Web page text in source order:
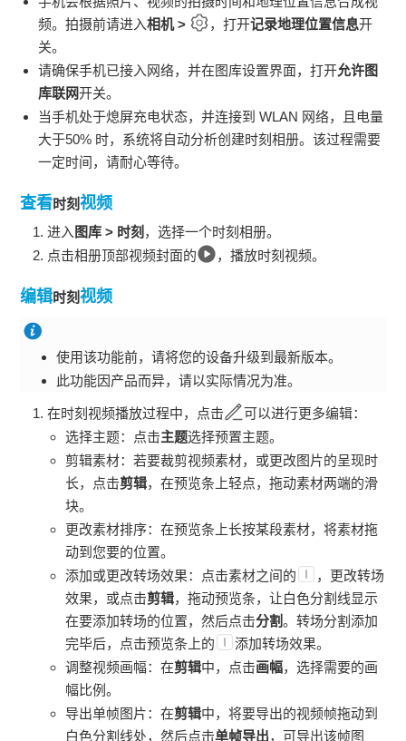
频。拍摄前请进入相机> ，打开记录地理位置信息开
关。
请确保手机已接入网络，并在图库设置界面，打开允许图
库联网开关。
当手机处于熄屏充电状态，并连接到WLAN 网络，且电量
大于50% 时，系统将自动分析创建时刻相册。该过程需要
一定时间，请耐心等待。
查看时刻视频
进入 图库 > 时刻 ，选择一个时刻相册。
点击相册顶部视频封面的
，播放时刻视频。
编辑时刻视频
使用该功能前，请将您的设备升级到最新版本。
此功能因产品而异，请以实际情况为准。
在时刻视频播放过程中，点击
可以进行更多编辑：
选择主题：点击主题选择预置主题。
剪辑素材：若要裁剪视频素材，或更改图片的呈现时
长，点击剪辑，在预览条上轻点，拖动素材两端的滑
块。
更改素材排序：在预览条上长按某段素材，将素材拖
动到您要的位置。
添加或更改转场效果：点击素材之间的
，更改转场
效果，或点击剪辑，拖动预览条，让白色分割线显示
在要添加转场的位置，然后点击分割。转场分割添加
完毕后，点击预览条上的
添加转场效果。
调整视频画幅：在剪辑中，点击画幅，选择需要的画
幅比例。
导出单帧图片：在剪辑中，将要导出的视频帧拖动到
白色分割线处，然后点击单帧导出，可导出该帧图